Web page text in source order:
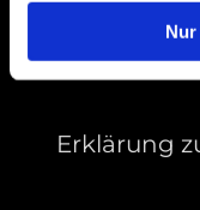
Erklärung